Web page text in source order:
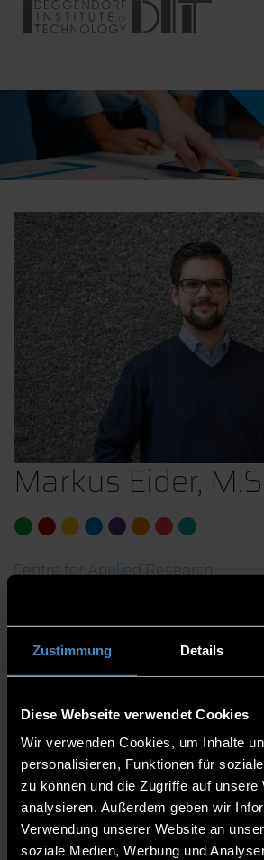
Zustimmung Details
Diese Webseite verwendet Cookies
Wir verwenden Cookies, um Inhalte
personalisieren, Funktionen für
zu können und die Zugriffe auf unsere
analysieren. Außerdem geben wir
Verwendung unserer Website an
soziale Medien, Werbung und
Markus Eider,
Centre for Applied Research
Applied Computer Science &
Campus Freyung
Team Leader
Research Assistant
Project “Regionales
TCF
08551/91764-20